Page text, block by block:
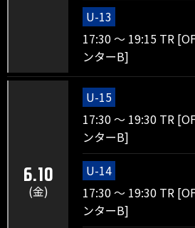
U-13
17:30 ～ 19:15 TR
ンターB]
6.10
(金)
U-15
17:30 ～ 19:30 TR
ンターB]
U-14
17:30 ～ 19:30 TR
ンターB]